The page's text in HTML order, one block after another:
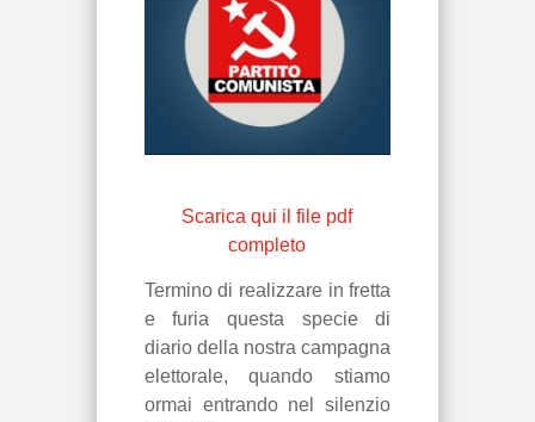
Scarica qui il file pdf
completo
Termino di realizzare in fretta
e furia questa specie di
diario della nostra campagna
elettorale, quando stiamo
ormai entrando nel silenzio